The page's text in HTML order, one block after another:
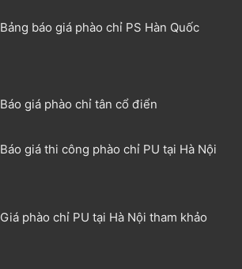
Bảng báo giá phào chỉ PS Hàn Quốc
Báo giá phào chỉ tân cổ điển
Báo giá thi công phào chỉ PU tại Hà Nội
Giá phào chỉ PU tại Hà Nội tham khảo